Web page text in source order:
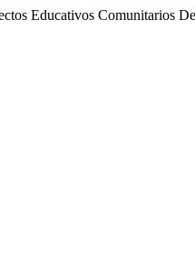
Educativos Comunitarios